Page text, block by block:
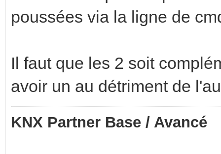
poussées via la ligne de
Il faut que les 2 soit
avoir un au détriment de
KNX Partner Base / Avancé